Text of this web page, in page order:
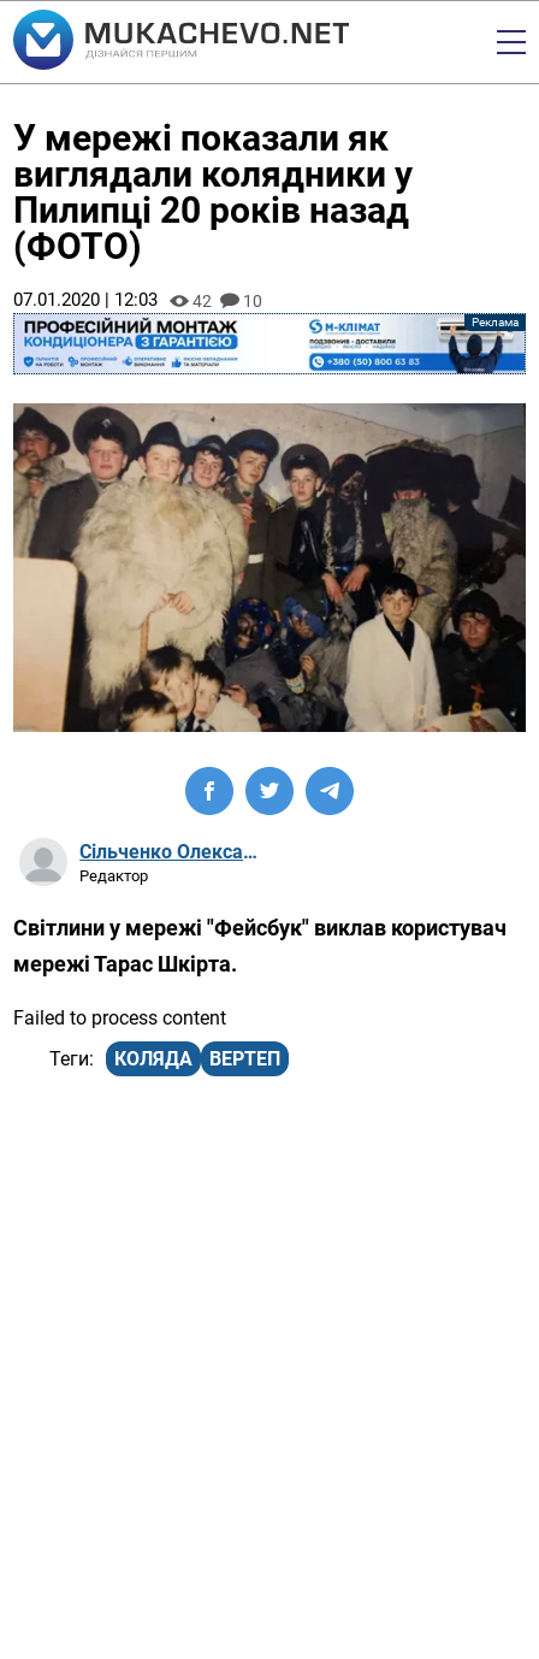
У мережі показали як
виглядали колядники у
Пилипці 20 років назад
(ФОТО)
07.01.2020 | 12:03 42 10
Сільченко Олександр Артурович
Редактор
Світлини у мережі "Фейсбук" виклав користувач
мережі Тарас Шкірта.
Failed to process content
КОЛЯДА
ВЕРТЕП